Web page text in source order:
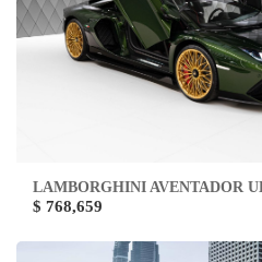
LAMBORGHINI AVENTADOR
$ 768,659